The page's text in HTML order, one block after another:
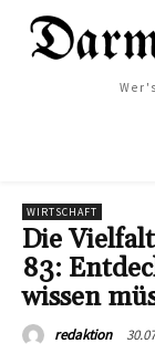
WIRTSCHAFT
Die
83:
wissen
redaktion